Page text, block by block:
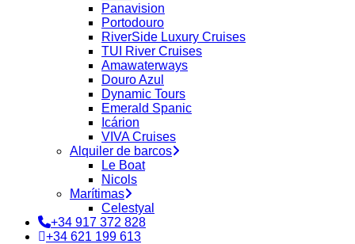
Panavision
Portodouro
RiverSide Luxury Cruises
TUI River Cruises
Amawaterways
Douro Azul
Dynamic Tours
Emerald Spanic
Icárion
VIVA Cruises
Alquiler de barcos
Le Boat
Nicols
Marítimas
Celestyal
+34 917 372 828
+34 621 199 613